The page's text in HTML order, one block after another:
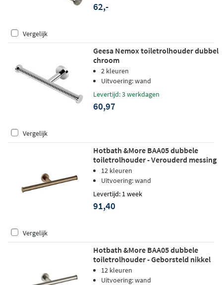
62,-
Vergelijk
Geesa Nemox toiletrolhouder dubbel
chroom
2 kleuren
Uitvoering: wand
Levertijd: 3 werkdagen
60,97
Vergelijk
Hotbath &More BAA05 dubbele
toiletrolhouder - Verouderd messing
12 kleuren
Uitvoering: wand
Levertijd: 1 week
91,40
Vergelijk
Hotbath &More BAA05 dubbele
toiletrolhouder - Geborsteld nikkel
12 kleuren
Uitvoering: wand